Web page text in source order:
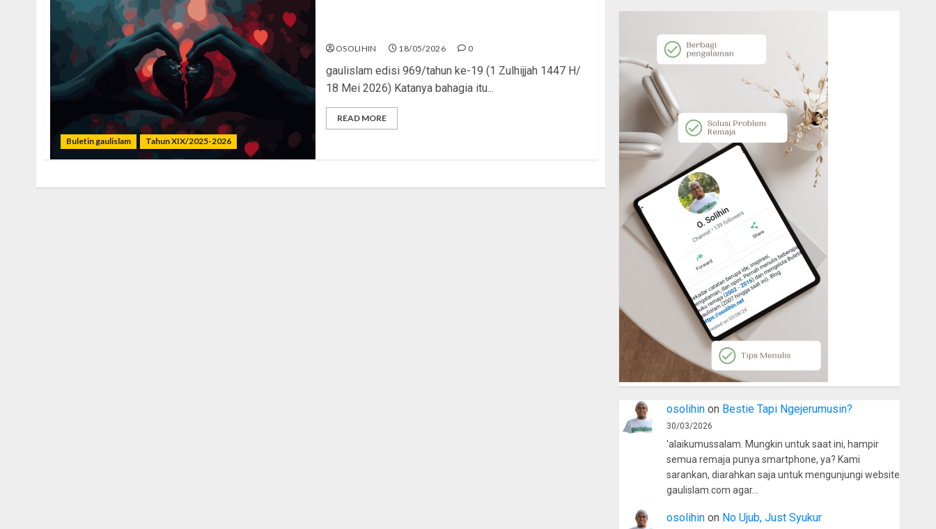
Buletin gaulislam Tahun XIX/2025-2026
OSOLIHIN 18/05/2026 0
gaulislam edisi 969/tahun ke-19 (1 Zulhijjah 1447 H/
18 Mei 2026) Katanya bahagia itu...
READ MORE
osolihinon Bestie Tapi Ngejerumusin?
30/03/2026
'alaikumussalam. Mungkin untuk saat ini, hampir
semua remaja punya smartphone, ya? Kami
sarankan, diarahkan saja untuk mengunjungi website
gaulislam.com agar…
osolihinon No Ujub, Just Syukur